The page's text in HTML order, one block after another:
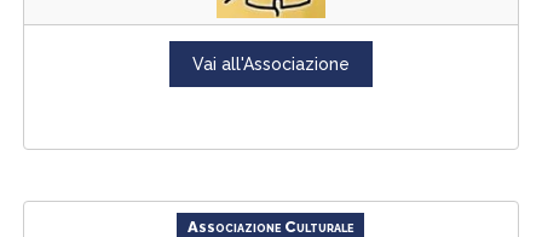
Vai all'Associazione
Associazione Culturale